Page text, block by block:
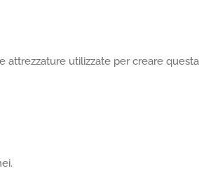
utilizzate per creare